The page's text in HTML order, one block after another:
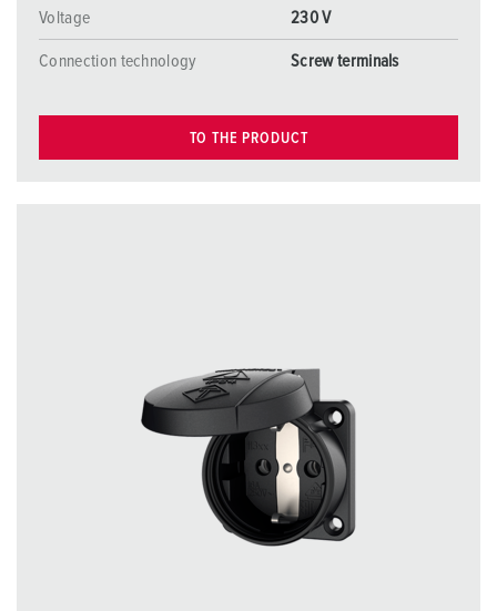
Voltage 230 V
Connection technology Screw terminals
TO THE PRODUCT